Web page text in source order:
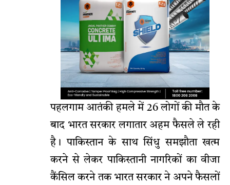
पहलगाम आतंकी हमले में 26 लोगों की मौत के
बाद भारत सरकार लगातार अहम फैसले ले रही
है। पाकिस्तान के साथ सिंधु समझौता खत्म
करने से लेकर पाकिस्तानी नागरिकों का वीजा
कैंसिल करने तक भारत सरकार ने अपने फैसलों